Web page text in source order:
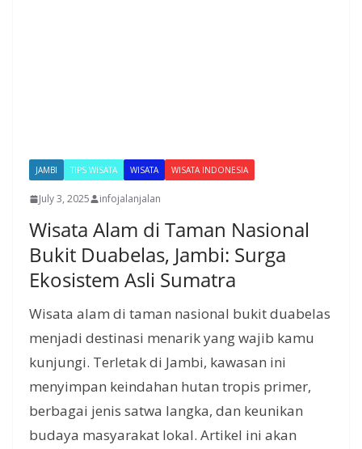
JAMBI TIPS WISATA WISATA WISATA INDONESIA
July 3, 2025 infojalanjalan
Wisata Alam di Taman Nasional
Bukit Duabelas, Jambi: Surga
Ekosistem Asli Sumatra
Wisata alam di taman nasional bukit duabelas
menjadi destinasi menarik yang wajib kamu
kunjungi. Terletak di Jambi, kawasan ini
menyimpan keindahan hutan tropis primer,
berbagai jenis satwa langka, dan keunikan
budaya masyarakat lokal. Artikel ini akan